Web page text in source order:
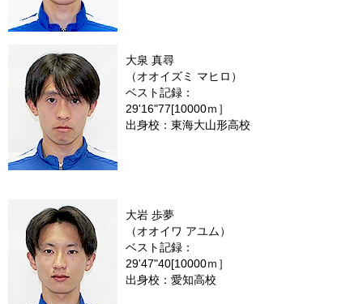
大泉 真尋
（オオイズミ マヒロ）
ベスト記録：
29'16"77[10000ｍ］
出身校：東海大山形高校
大岩 歩夢
（オオイワ アユム）
ベスト記録：
29'47"40[10000ｍ］
出身校：愛知高校